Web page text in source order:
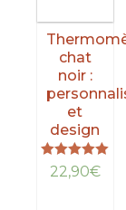
chat
noir :
et
design
Note
5.00
22,90€